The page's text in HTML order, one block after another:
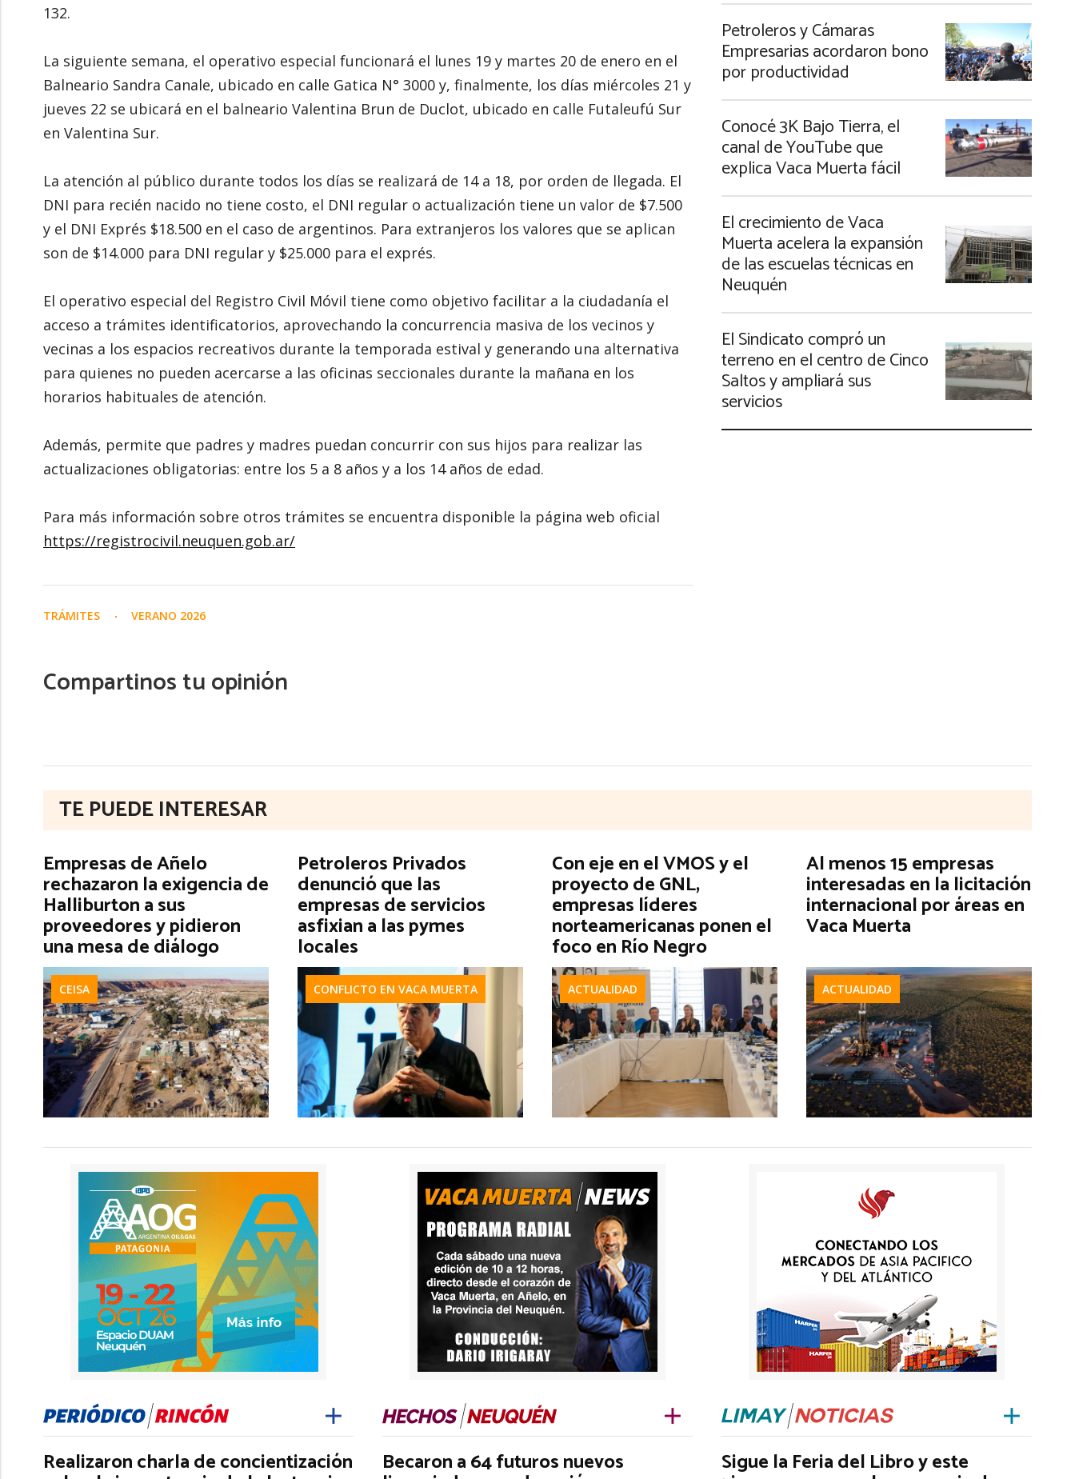
132.
La siguiente semana, el operativo especial funcionará el lunes 19 y martes 20 de enero en el
Balneario Sandra Canale, ubicado en calle Gatica N° 3000 y, finalmente, los días miércoles 21 y
jueves 22 se ubicará en el balneario Valentina Brun de Duclot, ubicado en calle Futaleufú Sur
en Valentina Sur.
La atención al público durante todos los días se realizará de 14 a 18, por orden de llegada. El
DNI para recién nacido no tiene costo, el DNI regular o actualización tiene un valor de $7.500
y el DNI Exprés $18.500 en el caso de argentinos. Para extranjeros los valores que se aplican
son de $14.000 para DNI regular y $25.000 para el exprés.
El operativo especial del Registro Civil Móvil tiene como objetivo facilitar a la ciudadanía el
acceso a trámites identificatorios, aprovechando la concurrencia masiva de los vecinos y
vecinas a los espacios recreativos durante la temporada estival y generando una alternativa
para quienes no pueden acercarse a las oficinas seccionales durante la mañana en los
horarios habituales de atención.
Además, permite que padres y madres puedan concurrir con sus hijos para realizar las
actualizaciones obligatorias: entre los 5 a 8 años y a los 14 años de edad.
Para más información sobre otros trámites se encuentra disponible la página web oficial
https://registrocivil.neuquen.gob.ar/
TRÁMITES VERANO 2026
Compartinos tu opinión
Petroleros y Cámaras
Empresarias acordaron bono
por productividad
Conocé 3K Bajo Tierra, el
canal de YouTube que
explica Vaca Muerta fácil
El crecimiento de Vaca
Muerta acelera la expansión
de las escuelas técnicas en
Neuquén
El Sindicato compró un
terreno en el centro de Cinco
Saltos y ampliará sus
servicios
TE PUEDE INTERESAR
Empresas de Añelo
rechazaron la exigencia de
Halliburton a sus
proveedores y pidieron
una mesa de diálogo
CEISA
Petroleros Privados
denunció que las
empresas de servicios
asfixian a las pymes
locales
CONFLICTO EN VACA MUERTA
Con eje en el VMOS y el
proyecto de GNL,
empresas líderes
norteamericanas ponen el
foco en Río Negro
ACTUALIDAD
Al menos 15 empresas
interesadas en la licitación
internacional por áreas en
Vaca Muerta
ACTUALIDAD
Realizaron charla de concientización Becaron a 64 futuros nuevos Sigue la Feria del Libro y este